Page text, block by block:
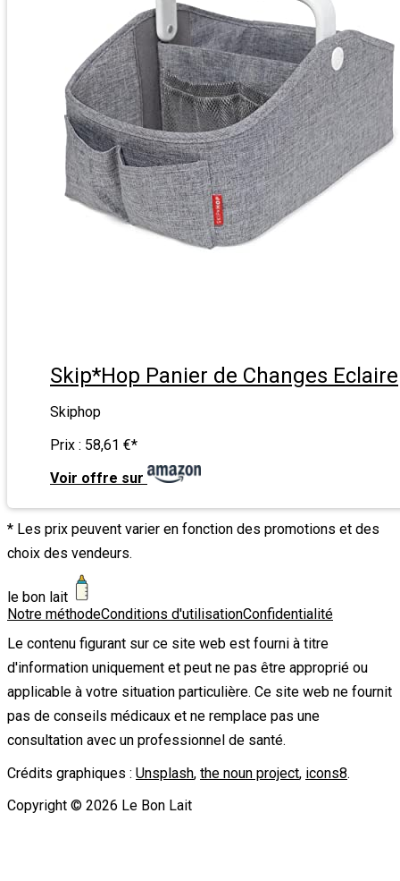
Skip*Hop Panier de Changes Eclaire
Skiphop
Prix : 58,61 €*
Voir offre sur
* Les prix peuvent varier en fonction des promotions et des
choix des vendeurs.
le bon lait
Notre méthodeConditions d'utilisationConfidentialité
Le contenu figurant sur ce site web est fourni à titre
d'information uniquement et peut ne pas être approprié ou
applicable à votre situation particulière. Ce site web ne fournit
pas de conseils médicaux et ne remplace pas une
consultation avec un professionnel de santé.
Crédits graphiques : Unsplash, the noun project, icons8.
Copyright © 2026 Le Bon Lait